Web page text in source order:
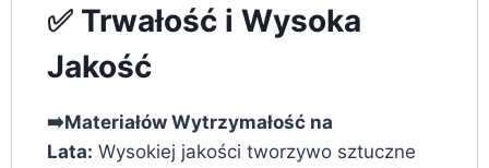
✅ Trwałość i Wysoka
Jakość
➡️Materiałów Wytrzymałość na
Lata: Wysokiej jakości tworzywo sztuczne